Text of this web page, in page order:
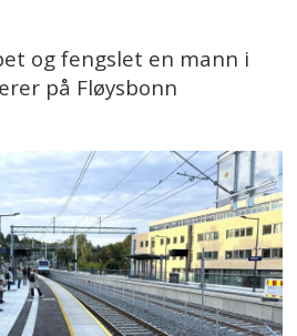
og fengslet en mann i
på Fløysbonn